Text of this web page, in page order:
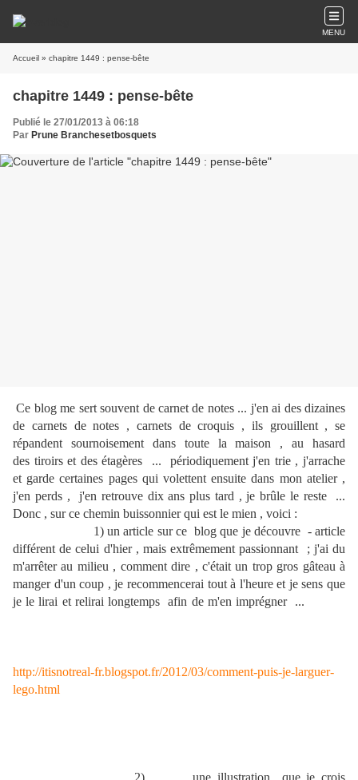
MENU
Accueil » chapitre 1449 : pense-bête
chapitre 1449 : pense-bête
Publié le 27/01/2013 à 06:18
Par Prune Branchesetbosquets
Ce blog me sert souvent de carnet de notes ... j'en ai des dizaines
de carnets de notes , carnets de croquis , ils grouillent , se
répandent sournoisement dans toute la maison , au hasard
des tiroirs et des étagères ... périodiquement j'en trie , j'arrache
et garde certaines pages qui volettent ensuite dans mon atelier ,
j'en perds , j'en retrouve dix ans plus tard , je brûle le reste ...
Donc , sur ce chemin buissonnier qui est le mien , voici :
1) un article sur ce blog que je découvre - article
différent de celui d'hier , mais extrêmement passionnant ; j'ai du
m'arrêter au milieu , comment dire , c'était un trop gros gâteau à
manger d'un coup , je recommencerai tout à l'heure et je sens que
je le lirai et relirai longtemps afin de m'en imprégner ...
http://itisnotreal-fr.blogspot.fr/2012/03/comment-puis-je-larguer-
lego.html